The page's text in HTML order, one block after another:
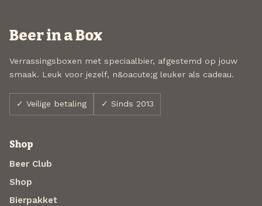
Beer in a Box
Verrassingsboxen met speciaalbier, afgestemd op jouw
smaak. Leuk voor jezelf, n&oacute;g leuker als cadeau.
✓ Veilige betaling ✓ Sinds 2013
Shop
Beer Club
Shop
Bierpakket